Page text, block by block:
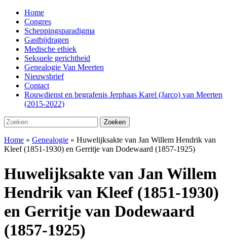
Home
Congres
Scheppingsparadigma
Gastbijdragen
Medische ethiek
Seksuele gerichtheid
Genealogie Van Meerten
Nieuwsbrief
Contact
Rouwdienst en begrafenis Jerphaas Karel (Jarco) van Meerten
(2015-2022)
Zoeken
naar:
Zoeken
Home » Genealogie » Huwelijksakte van Jan Willem Hendrik van
Kleef (1851-1930) en Gerritje van Dodewaard (1857-1925)
Huwelijksakte van Jan Willem
Hendrik van Kleef (1851-1930)
en Gerritje van Dodewaard
(1857-1925)